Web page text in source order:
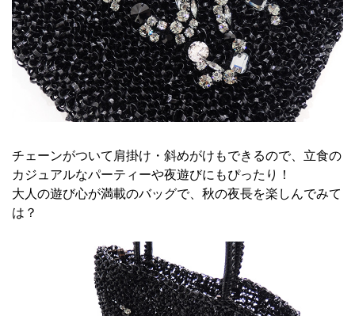
チェーンがついて肩掛け・斜めがけもできるので、立食の
カジュアルなパーティーや夜遊びにもぴったり！
大人の遊び心が満載のバッグで、秋の夜長を楽しんでみて
は？